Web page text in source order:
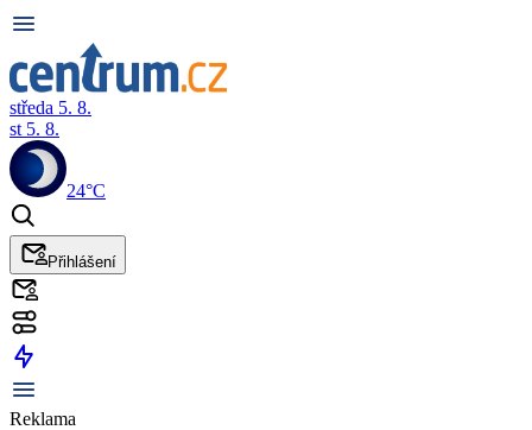
středa 5. 8.
st 5. 8.
24°C
Přihlášení
Reklama